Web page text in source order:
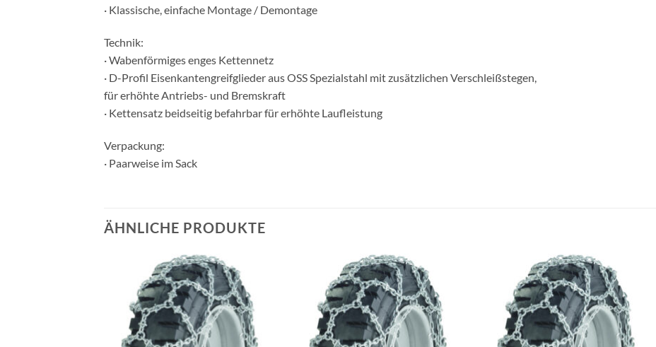
· Klassische, einfache Montage / Demontage
Technik:
· Wabenförmiges enges Kettennetz
· D-Profil Eisenkantengreifglieder aus OSS Spezialstahl mit zusätzlichen Verschleißstegen,
für erhöhte Antriebs- und Bremskraft
· Kettensatz beidseitig befahrbar für erhöhte Laufleistung
Verpackung:
· Paarweise im Sack
ÄHNLICHE PRODUKTE